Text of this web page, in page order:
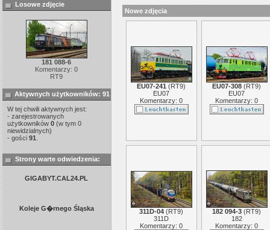
Losowe zdjęcie
181 088-6
Komentarzy: 0
RT9
Aktywnych użytkowników: 91
W tej chwili aktywnych jest:
- zarejestrowanych
użytkowników 0(w tym 0
niewidzialnych)
- gości 91
Strony warte odwiedzenia:
GIGABYT.CAL24.PL
Koleje G�rnego Śląska
Nowe zdjęcia
EU07-241 (RT9)
EU07
Komentarzy: 0
EU07-308 (RT9)
EU07
Komentarzy: 0
311D-04 (RT9)
311D
Komentarzy: 0
182 094-3 (RT9)
182
Komentarzy: 0